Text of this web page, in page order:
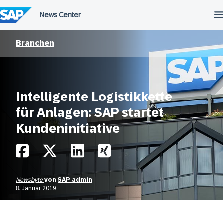
Branchen
Intelligente Logistikkette
für Anlagen: SAP startet
Kundeninitiative
Newsbytevon SAP admin
8. Januar 2019